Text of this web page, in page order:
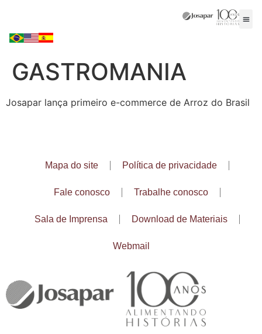
GASTROMANIA
Josapar lança primeiro e-commerce de Arroz do Brasil
Mapa do site Política de privacidade
Fale conosco Trabalhe conosco
Sala de Imprensa Download de Materiais
Webmail